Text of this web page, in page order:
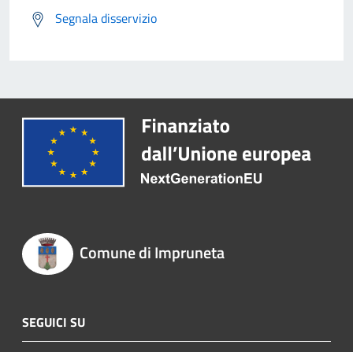
Segnala disservizio
Comune di Impruneta
SEGUICI SU